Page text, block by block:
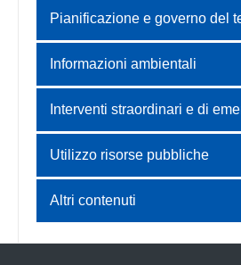
Pianificazione e governo del
Informazioni ambientali
Interventi straordinari e di
Utilizzo risorse pubbliche
Altri contenuti